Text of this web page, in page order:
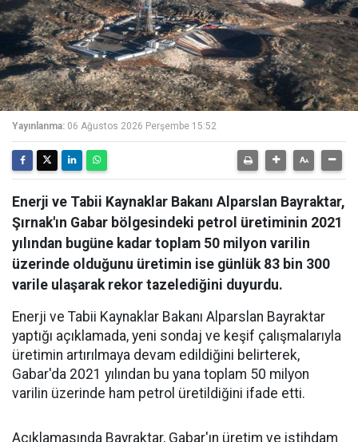
Yayınlanma: 06 Ağustos 2026 Perşembe 15:52
Enerji ve Tabii Kaynaklar Bakanı Alparslan Bayraktar,
Şırnak'ın Gabar bölgesindeki petrol üretiminin 2021
yılından bugüne kadar toplam 50 milyon varilin
üzerinde olduğunu üretimin ise günlük 83 bin 300
varile ulaşarak rekor tazelediğini duyurdu.
Enerji ve Tabii Kaynaklar Bakanı Alparslan Bayraktar
yaptığı açıklamada, yeni sondaj ve keşif çalışmalarıyla
üretimin artırılmaya devam edildiğini belirterek,
Gabar'da 2021 yılından bu yana toplam 50 milyon
varilin üzerinde ham petrol üretildiğini ifade etti.
Açıklamasında Bayraktar, Gabar'ın üretim ve istihdam